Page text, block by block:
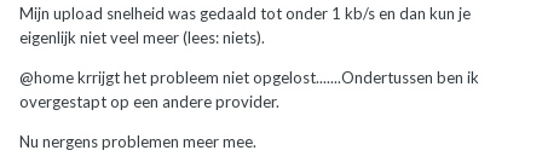
Mijn upload snelheid was gedaald tot onder 1 kb/s en dan kun je
eigenlijk niet veel meer (lees: niets).
@home krrijgt het probleem niet opgelost.......Ondertussen ben ik
overgestapt op een andere provider.
Nu nergens problemen meer mee.